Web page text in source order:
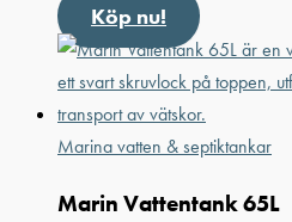
Köp nu!
Marina vatten & septiktankar
Marin Vattentank 65L